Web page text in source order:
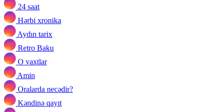
24 saat
Hərbi xronika
Aydın tarix
Retro Baku
O vaxtlar
Amin
Oralarda necədir?
Kəndinə qayıt